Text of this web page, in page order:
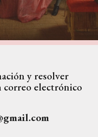
y resolver
correo electrónico